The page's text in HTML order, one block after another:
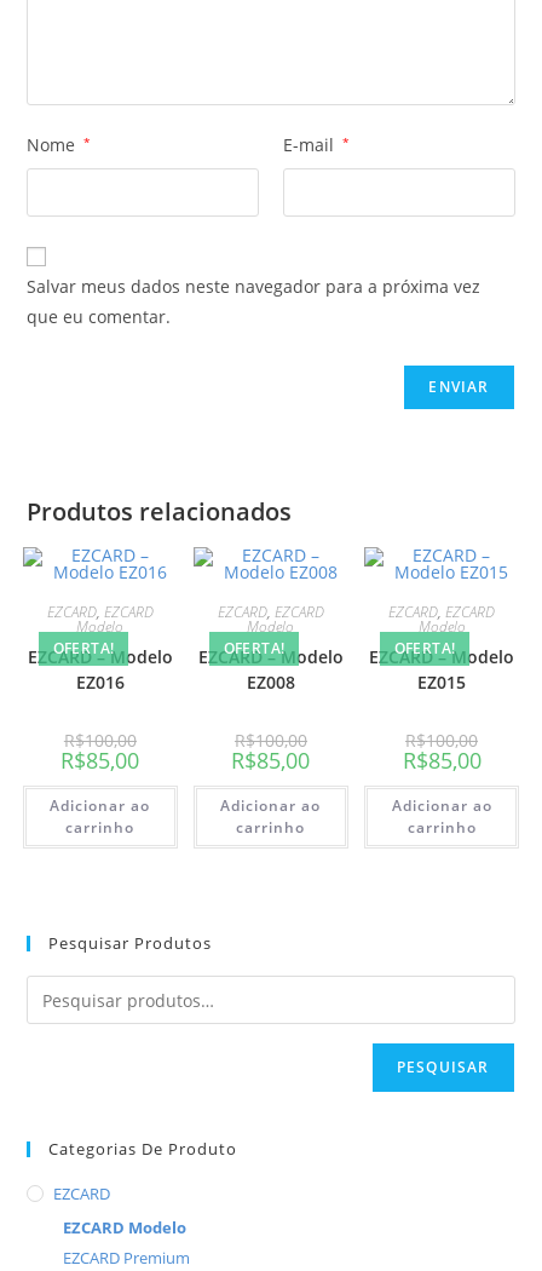
Nome * E-mail *
Salvar meus dados neste navegador para a próxima vez
que eu comentar.
Produtos relacionados
OFERTA!
EZCARD, EZCARD
Modelo
EZCARD – Modelo
EZ016
R$100,00
R$85,00
Adicionar ao
carrinho
OFERTA!
EZCARD, EZCARD
Modelo
EZCARD – Modelo
EZ008
R$100,00
R$85,00
Adicionar ao
carrinho
OFERTA!
EZCARD,EZCARD
Modelo
EZCARD – Modelo
EZ015
R$100,00
R$85,00
Adicionar ao
carrinho
Pesquisar Produtos
PESQUISAR
Categorias De Produto
EZCARD
EZCARD Modelo
EZCARD Premium